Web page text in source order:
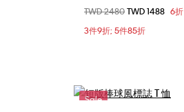
XXS
XS
L
價格扣減從
TWD 2480至
TWD 1488 6折
3件9折; 5件85折
Sale